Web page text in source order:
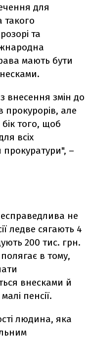
для
такого
та
мають бути
внесення змін до
прокурорів, але
того, щоб
всіх
прокуратури", –
не
ледве сягають 4
200 тис. грн.
в тому,
внесками й
пенсії.
людина, яка